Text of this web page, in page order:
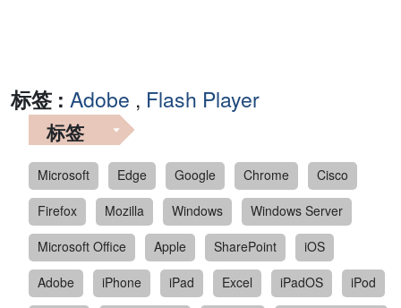
标签 : Adobe , Flash Player
标签
Microsoft Edge Google Chrome
Cisco
Firefox
Mozilla Windows
Windows Server
Microsoft Office
Apple SharePoint
iOS
Adobe
iPhone iPad Excel iPadOS
iPod